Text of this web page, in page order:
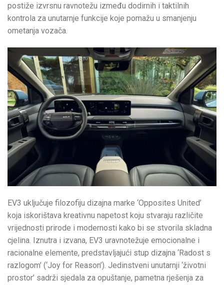
postiže izvrsnu ravnotežu između dodirnih i taktilnih
kontrola za unutarnje funkcije koje pomažu u smanjenju
ometanja vozača.
EV3 uključuje filozofiju dizajna marke ‘Opposites United’
koja iskorištava kreativnu napetost koju stvaraju različite
vrijednosti prirode i modernosti kako bi se stvorila skladna
cjelina. Iznutra i izvana, EV3 uravnotežuje emocionalne i
racionalne elemente, predstavljajući stup dizajna ‘Radost s
razlogom’ (‘Joy for Reason’). Jedinstveni unutarnji ‘životni
prostor’ sadrži sjedala za opuštanje, pametna rješenja za